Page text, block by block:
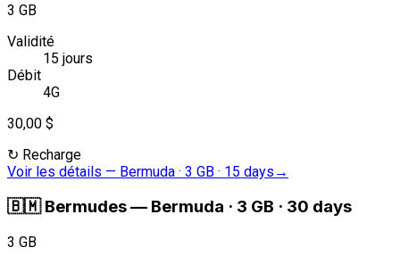
3 GB
Validité
15 jours
Débit
4G
30,00 $
↻ Recharge
Voir les détails — Bermuda · 3 GB · 15 days →
🇧🇲 Bermudes— Bermuda · 3 GB · 30 days
3 GB